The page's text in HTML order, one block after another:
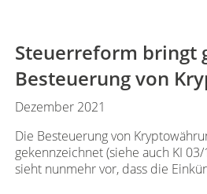
Steuerreform bringt
Besteuerung von
Dezember 2021
Die Besteuerung von
gekennzeichnet (siehe auch KI
sieht nunmehr vor, dass die